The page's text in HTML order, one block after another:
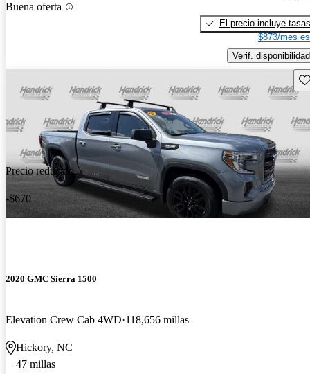
Buena oferta
El precio incluye tasas
$873/mes
Verif. disponibilidad
Precio reducido
-$670
2020 GMC Sierra 1500
Elevation Crew Cab 4WD 118,656 millas
Hickory, NC
47 millas